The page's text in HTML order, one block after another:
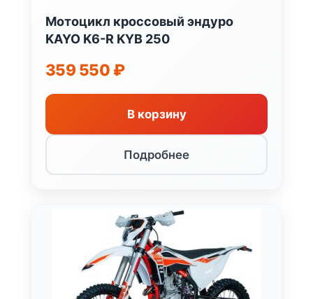
Мотоцикл кроссовый эндуро
KAYO K6-R KYB 250
359 550 ₽
В корзину
Подробнее